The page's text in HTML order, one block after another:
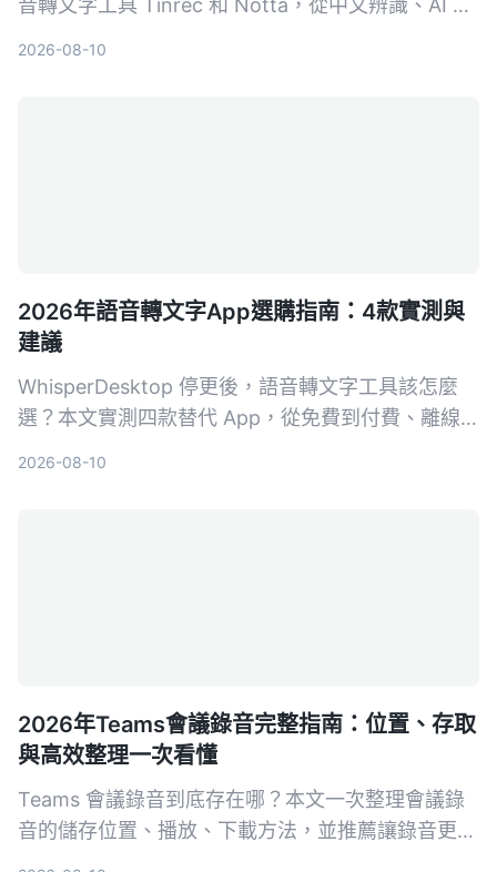
音轉文字工具 Tinrec 和 Notta，從中文辨識、AI 摘
2026-08-10
2026年語音轉文字App選購指南：4款實測與
建議
WhisperDesktop 停更後，語音轉文字工具該怎麼
選？本文實測四款替代 App，從免費到付費、離線
2026-08-10
2026年Teams會議錄音完整指南：位置、存取
與高效整理一次看懂
Teams 會議錄音到底存在哪？本文一次整理會議錄
音的儲存位置、播放、下載方法，並推薦讓錄音更好